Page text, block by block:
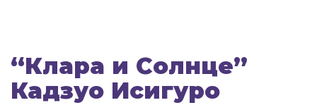
“Клара и Солнце”
Кадзуо Исигуро